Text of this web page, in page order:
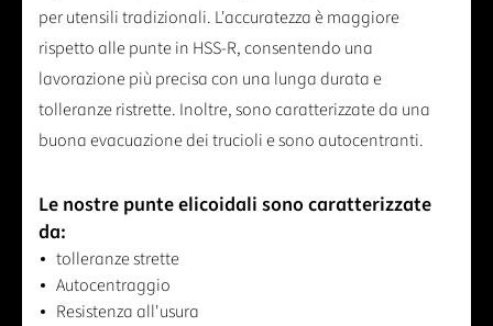
per utensili tradizionali. L'accuratezza è maggiore
rispetto alle punte in HSS-R, consentendo una
lavorazione più precisa con una lunga durata e
tolleranze ristrette. Inoltre, sono caratterizzate da una
buona evacuazione dei trucioli e sono autocentranti.
Le nostre punte elicoidali sono caratterizzate
da:
tolleranze strette
Autocentraggio
Resistenza all'usura